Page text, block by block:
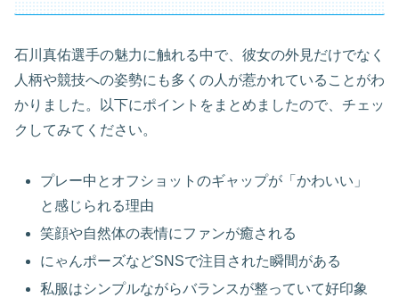
石川真佑選手の魅力に触れる中で、彼女の外見だけでなく
人柄や競技への姿勢にも多くの人が惹かれていることがわ
かりました。以下にポイントをまとめましたので、チェッ
クしてみてください。
プレー中とオフショットのギャップが「かわいい」
と感じられる理由
笑顔や自然体の表情にファンが癒される
にゃんポーズなどSNSで注目された瞬間がある
私服はシンプルながらバランスが整っていて好印象